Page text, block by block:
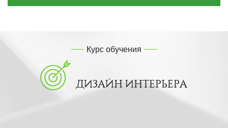
Курс обучения
ДИЗАЙН ИНТЕРЬЕРА